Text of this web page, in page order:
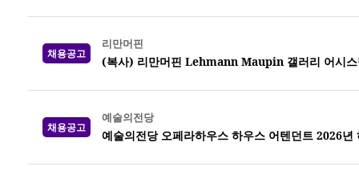
채용공고
리만머핀
(복사) 리만머핀 Lehmann Maupin 갤러리 어시스
채용공고
예술의전당
예술의전당 오페라하우스 하우스 어텐던트 2026